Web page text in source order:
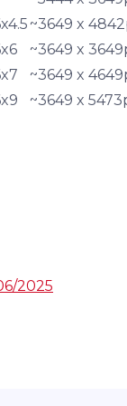
~3649 x
~3649 x
~3649 x
~3649 x
2025